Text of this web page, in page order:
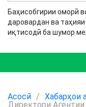
Баҳисобгирии оморӣ
даровардан ва
иқтисодӣ ба шумор
Асосӣ / Хабарҳои
Директори